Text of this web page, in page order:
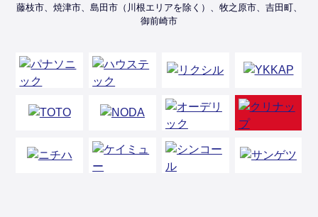
藤枝市、焼津市、島田市（川根エリアを除く）、牧之原市、吉田町、
御前崎市